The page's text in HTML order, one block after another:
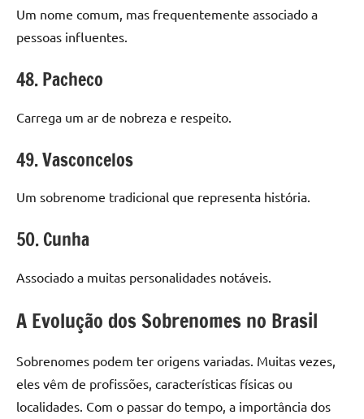
Um nome comum, mas frequentemente associado a
pessoas influentes.
48. Pacheco
Carrega um ar de nobreza e respeito.
49. Vasconcelos
Um sobrenome tradicional que representa história.
50. Cunha
Associado a muitas personalidades notáveis.
A Evolução dos Sobrenomes no Brasil
Sobrenomes podem ter origens variadas. Muitas vezes,
eles vêm de profissões, características físicas ou
localidades. Com o passar do tempo, a importância dos